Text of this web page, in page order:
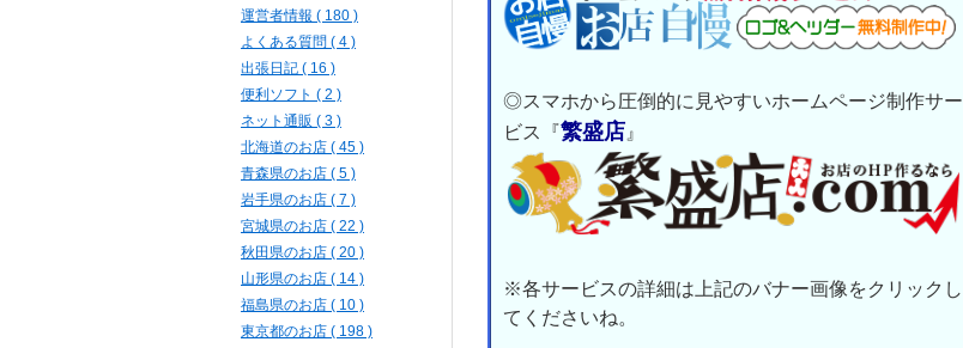
◎スマホから圧倒的に見やすいホームページ制作サー
ビス『繁盛店 』
※各サービスの詳細は上記のバナー画像をクリックし
てくださいね。
運営者情報 ( 180 )
よくある質問 ( 4 )
出張日記 ( 16 )
便利ソフト ( 2 )
ネット通販 ( 3 )
北海道のお店 ( 45 )
青森県のお店 ( 5 )
岩手県のお店 ( 7 )
宮城県のお店 ( 22 )
秋田県のお店 ( 20 )
山形県のお店 ( 14 )
福島県のお店 ( 10 )
東京都のお店 ( 198 )